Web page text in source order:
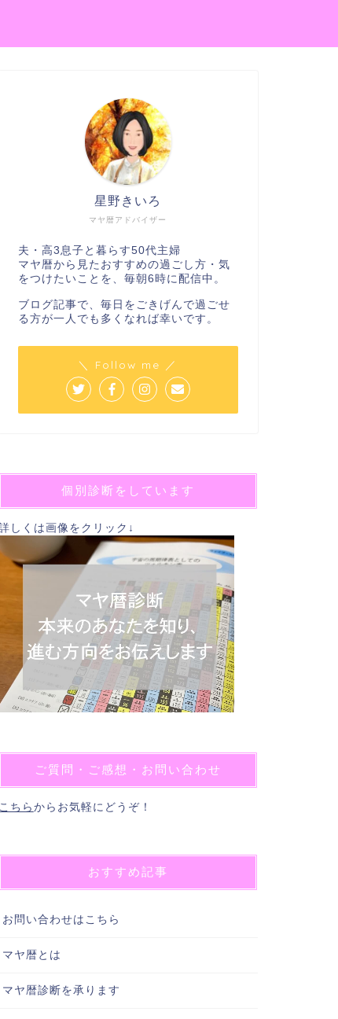
マヤ暦アドバイザー
星野きいろ
夫・高3息子と暮らす50代主婦
マヤ暦から見たおすすめの過ごし方・気
をつけたいことを、毎朝6時に配信中。
ブログ記事で、毎日をごきげんで過ごせ
る方が一人でも多くなれば幸いです。
＼ Follow me ／
個別診断をしています
しくは画像をクリック↓
ご質問・ご感想・お問い合わせ
こちら からお気軽にどうぞ！
おすすめ記事
お問い合わせはこちら
マヤ暦とは
マヤ暦診断を承ります